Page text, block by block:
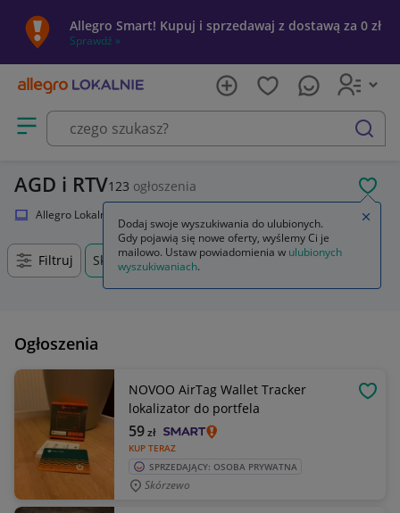
Allegro Smart! Kupuj i sprzedawaj z dostawą za 0 zł
Sprawdź »
Otwórz menu z kategoriami
szukaj
AGD i RTV123 ogłoszenia
Allegro Lokalnie
Filtruj Skórzewo, Wielkopolskie, +0 km
Ogłoszenia
NOVOO AirTag Wallet Tracker
lokalizator do portfela
KUP TERAZ
59zł
SPRZEDAJĄCY: OSOBA PRYWATNA
Skórzewo
Dodaj swoje wyszukiwania do ulubionych.
Gdy pojawią się nowe oferty, wyślemy Ci je
mailowo. Ustaw powiadomienia w ulubionych
wyszukiwaniach.